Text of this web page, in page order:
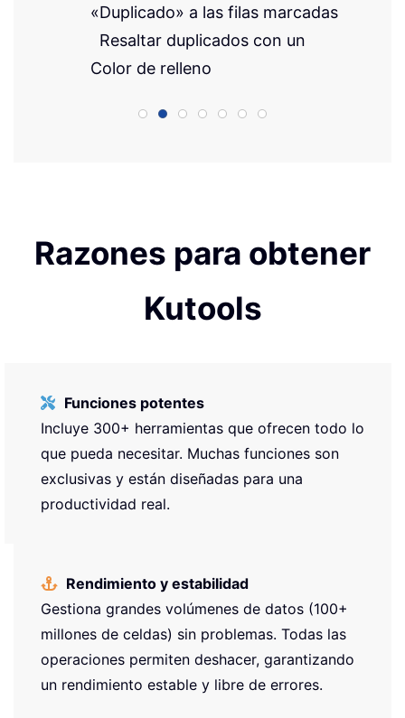
«Duplicado» a las filas marcadas
Resaltar duplicados con un
Color de relleno
Razones para obtener
Kutools
Funciones potentes
Incluye 300+ herramientas que ofrecen todo lo
que pueda necesitar. Muchas funciones son
exclusivas y están diseñadas para una
productividad real.
Rendimiento y estabilidad
Gestiona grandes volúmenes de datos (100+
millones de celdas) sin problemas. Todas las
operaciones permiten deshacer, garantizando
un rendimiento estable y libre de errores.